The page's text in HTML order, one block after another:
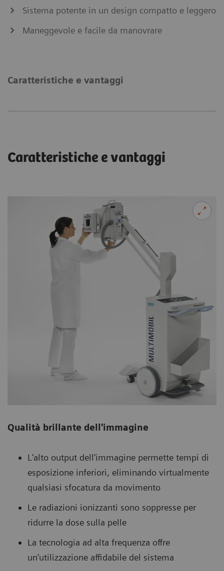
Sistema potente in un design compatto e leggero
Maneggevole e facile da manovrare
Caratteristiche e vantaggi
Caratteristiche e vantaggi
Qualità brillante dell'immagine
L'alto output dell'immagine permette tempi di
esposizione inferiori, eliminando virtualmente
qualsiasi sfocatura da movimento
Le radiazioni ionizzanti sono soppresse per
ridurre la dose sulla pelle
La tecnologia ad alta frequenza offre
un'utilizzazione affidabile del sistema